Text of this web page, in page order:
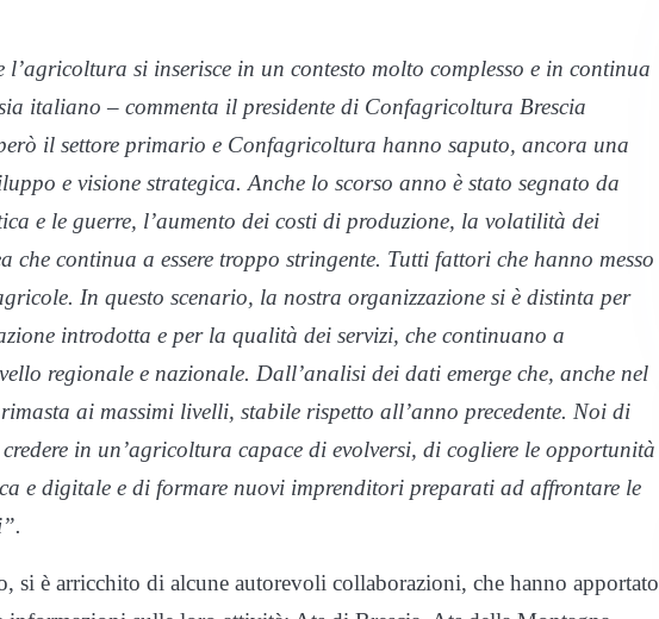
l’agricoltura si inserisce in un contesto molto complesso e in continua
italiano – commenta il presidente di Confagricoltura Brescia
il settore primario e Confagricoltura hanno saputo, ancora una
e visione strategica. Anche lo scorso anno è stato segnato da
e le guerre, l’aumento dei costi di produzione, la volatilità dei
che continua a essere troppo stringente. Tutti fattori che hanno messo
In questo scenario, la nostra organizzazione si è distinta per
introdotta e per la qualità dei servizi, che continuano a
regionale e nazionale. Dall’analisi dei dati emerge che, anche nel
ai massimi livelli, stabile rispetto all’anno precedente. Noi di
in un’agricoltura capace di evolversi, di cogliere le opportunità
e digitale e di formare nuovi imprenditori preparati ad affrontare le
si è arricchito di alcune autorevoli collaborazioni, che hanno apportato